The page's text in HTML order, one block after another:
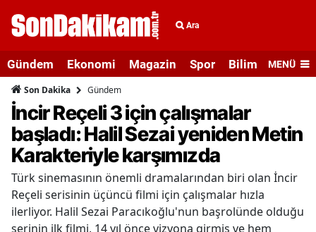
Ara
Gündem Ekonomi Magazin Spor Bilim veMENÜ
Son Dakika Gündem
İncir Reçeli 3 için çalışmalar
başladı: Halil Sezai yeniden Metin
Karakteriyle karşımızda
Türk sinemasının önemli dramalarından biri olan İncir
Reçeli serisinin üçüncü filmi için çalışmalar hızla
ilerliyor. Halil Sezai Paracıkoğlu'nun başrolünde olduğu
serinin ilk filmi, 14 yıl önce vizyona girmiş ve hem